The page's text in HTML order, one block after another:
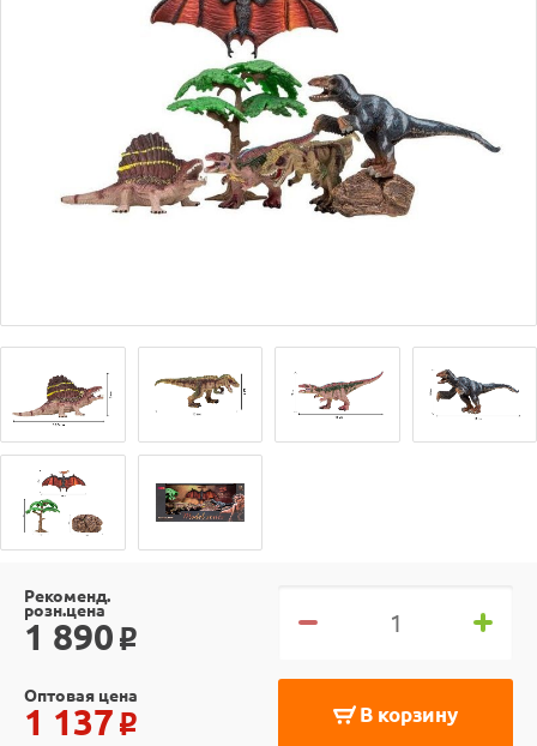
Рекоменд.
розн.цена
1 890 o
В корзину
Оптовая цена
1 137 o